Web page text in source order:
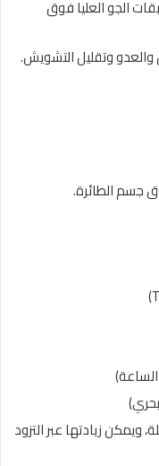
الجو العليا فوق
متواصلة، ويمكن زيادتها عبر التزود